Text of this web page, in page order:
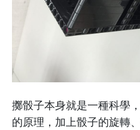
擲骰子本身就是一種科學
的原理，加上骰子的旋轉